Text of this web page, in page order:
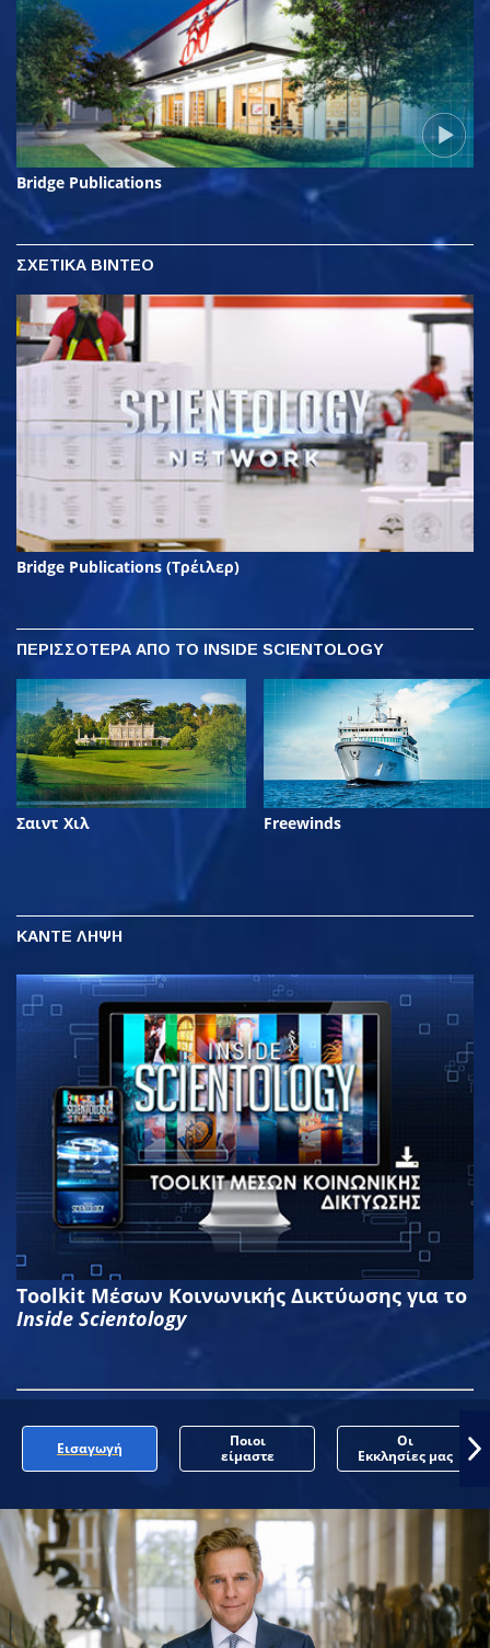
Bridge Publications
ΣΧΕΤΙΚΑ ΒΙΝΤΕΟ
Bridge Publications (Τρέιλερ)
ΠΕΡΙΣΣΟΤΕΡΑ ΑΠΟ ΤΟ INSIDE SCIENTOLOGY
Σαιντ Χιλ Freewinds
ΚΑΝΤΕ ΛΗΨΗ
Toolkit Μέσων Κοινωνικής Δικτύωσης για το
Inside Scientology
Εισαγωγή
Ποιοι
είμαστε
Οι
Εκκλησίες μας